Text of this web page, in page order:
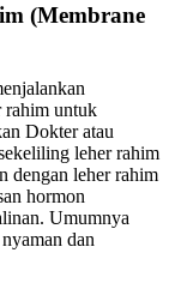
(Membrane
rahim untuk
Dokter atau
leher rahim
dengan leher rahim
hormon
Umumnya
dan